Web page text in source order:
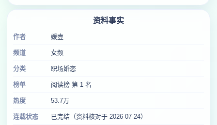
资料事实
作者 媛壹
频道 女频
分类 职场婚恋
榜单 阅读榜 第 1 名
热度 53.7万
连载状态 已完结（资料核对于 2026-07-24）